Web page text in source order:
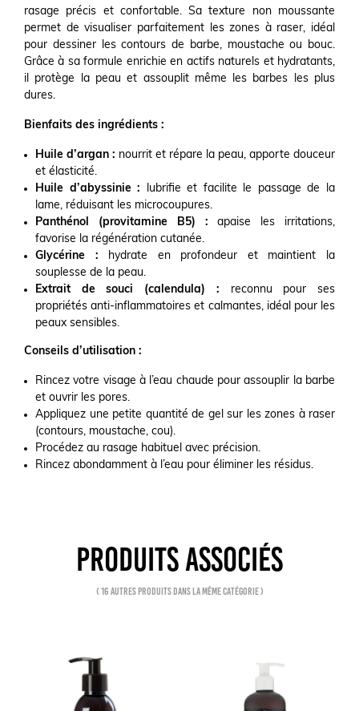
rasage précis et confortable. Sa texture non moussante
permet de visualiser parfaitement les zones à raser, idéal
pour dessiner les contours de barbe, moustache ou bouc.
Grâce à sa formule enrichie en actifs naturels et hydratants,
il protège la peau et assouplit même les barbes les plus
dures.
Bienfaits des ingrédients :
Huile d’argan : nourrit et répare la peau, apporte douceur
et élasticité.
Huile d’abyssinie : lubrifie et facilite le passage de la
lame, réduisant les microcoupures.
Panthénol (provitamine B5) :apaise les irritations,
favorise la régénération cutanée.
Glycérine : hydrate en profondeur et maintient la
souplesse de la peau.
Extrait de souci (calendula) : reconnu pour ses
propriétés anti-inflammatoires et calmantes, idéal pour les
peaux sensibles.
Conseils d’utilisation :
Rincez votre visage à l’eau chaude pour assouplir la barbe
et ouvrir les pores.
Appliquez une petite quantité de gel sur les zones à raser
(contours, moustache, cou).
Procédez au rasage habituel avec précision.
Rincez abondamment à l’eau pour éliminer les résidus.
PRODUITS ASSOCIÉS
( 16 autres produits dans la même catégorie )